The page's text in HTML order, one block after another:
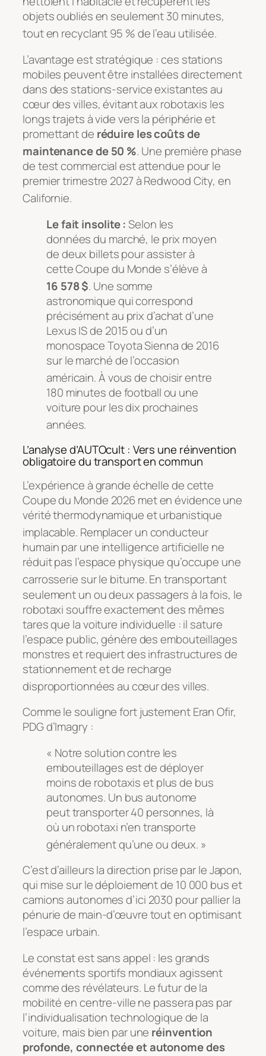
objets oubliés en seulement 30 minutes,
tout en recyclant 95 % de l’eau utilisée.
L’avantage est stratégique : ces stations
mobiles peuvent être installées directement
dans des stations-service existantes au
cœur des villes, évitant aux robotaxis les
longs trajets à vide vers la périphérie et
promettant de réduire les coûts de
maintenance de 50 %. Une première phase
de test commercial est attendue pour le
premier trimestre 2027 à Redwood City, en
Californie.
Le fait insolite :Selon les
données du marché, le prix moyen
de deux billets pour assister à
cette Coupe du Monde s’élève à
16 578 $. Une somme
astronomique qui correspond
précisément au prix d’achat d’une
Lexus IS de 2015 ou d’un
monospace Toyota Sienna de 2016
sur le marché de l’occasion
américain. À vous de choisir entre
180 minutes de football ou une
voiture pour les dix prochaines
années.
L’analyse d’AUTOcult : Vers une réinvention
obligatoire du transport en commun
L’expérience à grande échelle de cette
Coupe du Monde 2026 met en évidence une
vérité thermodynamique et urbanistique
implacable. Remplacer un conducteur
humain par une intelligence artificielle ne
réduit pas l’espace physique qu’occupe une
carrosserie sur le bitume. En transportant
seulement un ou deux passagers à la fois, le
robotaxi souffre exactement des mêmes
tares que la voiture individuelle : il sature
l’espace public, génère des embouteillages
monstres et requiert des infrastructures de
stationnement et de recharge
disproportionnées au cœur des villes.
Comme le souligne fort justement Eran Ofir,
PDG d’Imagry :
« Notre solution contre les
embouteillages est de déployer
moins de robotaxis et plus de bus
autonomes. Un bus autonome
peut transporter 40 personnes, là
où un robotaxi n’en transporte
généralement qu’une ou deux. »
C’est d’ailleurs la direction prise par le Japon,
qui mise sur le déploiement de 10 000 bus et
camions autonomes d’ici 2030 pour pallier la
pénurie de main-d’œuvre tout en optimisant
l’espace urbain.
Le constat est sans appel : les grands
événements sportifs mondiaux agissent
comme des révélateurs. Le futur de la
mobilité en centre-ville ne passera pas par
l’individualisation technologique de la
voiture, mais bien par une réinvention
profonde, connectée et autonome des